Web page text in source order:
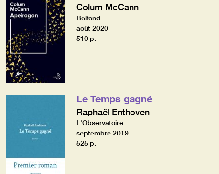
Colum McCann
Belfond
août 2020
510 p.
Le Temps gagné
Raphaël Enthoven
L'Observatoire
septembre 2019
525 p.